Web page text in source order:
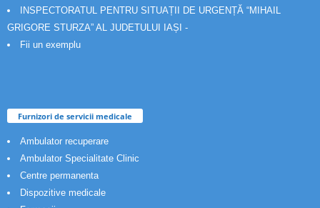
INSPECTORATUL PENTRU SITUAȚII DE URGENȚĂ “MIHAIL
GRIGORE STURZA” AL JUDETULUI IAȘI -
Fii un exemplu
Furnizori de servicii medicale
Ambulator recuperare
Ambulator Specialitate Clinic
Centre permanenta
Dispozitive medicale